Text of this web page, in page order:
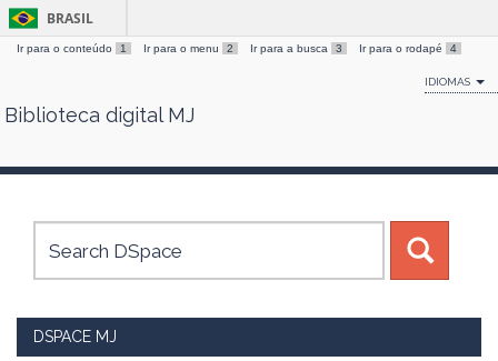
Skip
BRASIL
Ir para o conteúdo 1 Ir para o menu 2 Ir para a busca 3 Ir para o rodapé 4
IDIOMAS
Biblioteca digital MJ
DSPACE MJ